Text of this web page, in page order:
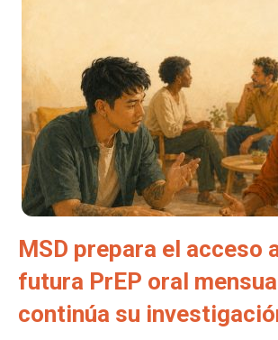
MSD prepara el acceso
futura PrEP oral
continúa su